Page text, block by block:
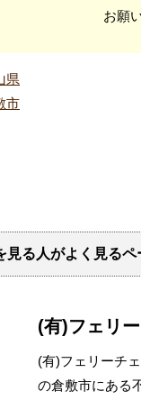
お願
県
市
見る人がよく見るペ
(有)フェリ
(有)フェリーチ
の倉敷市にある